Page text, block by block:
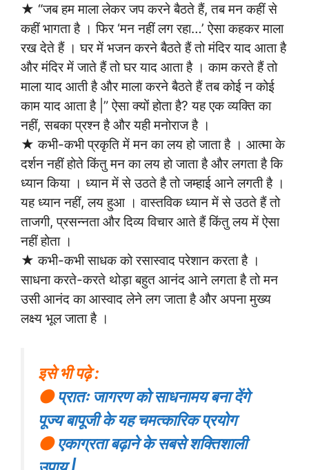
★ “जब हम माला लेकर जप करने बैठते हैं, तब मन कहीं से
कहीं भागता है । फिर ‘मन नहीं लग रहा…’ ऐसा कहकर माला
रख देते हैं । घर में भजन करने बैठते हैं तो मंदिर याद आता है
और मंदिर में जाते हैं तो घर याद आता है । काम करते हैं तो
माला याद आती है और माला करने बैठते हैं तब कोई न कोई
काम याद आता है |” ऐसा क्यों होता है? यह एक व्यक्ति का
नहीं, सबका प्रश्न है और यही मनोराज है ।
★ कभी-कभी प्रकृति में मन का लय हो जाता है । आत्मा के
दर्शन नहीं होते किंतु मन का लय हो जाता है और लगता है कि
ध्यान किया । ध्यान में से उठते है तो जम्हाई आने लगती है ।
यह ध्यान नहीं, लय हुआ । वास्तविक ध्यान में से उठते हैं तो
ताजगी, प्रसन्नता और दिव्य विचार आते हैं किंतु लय में ऐसा
नहीं होता ।
★ कभी-कभी साधक को रसास्वाद परेशान करता है ।
साधना करते-करते थोड़ा बहुत आनंद आने लगता है तो मन
उसी आनंद का आस्वाद लेने लग जाता है और अपना मुख्य
लक्ष्य भूल जाता है ।
इसे भी पढ़े :
⚫ प्रातः जागरण को साधनामय बना देंगे
पूज्य बापूजी के यह चमत्कारिक प्रयोग
⚫ एकाग्रता बढ़ाने के सबसे शक्तिशाली